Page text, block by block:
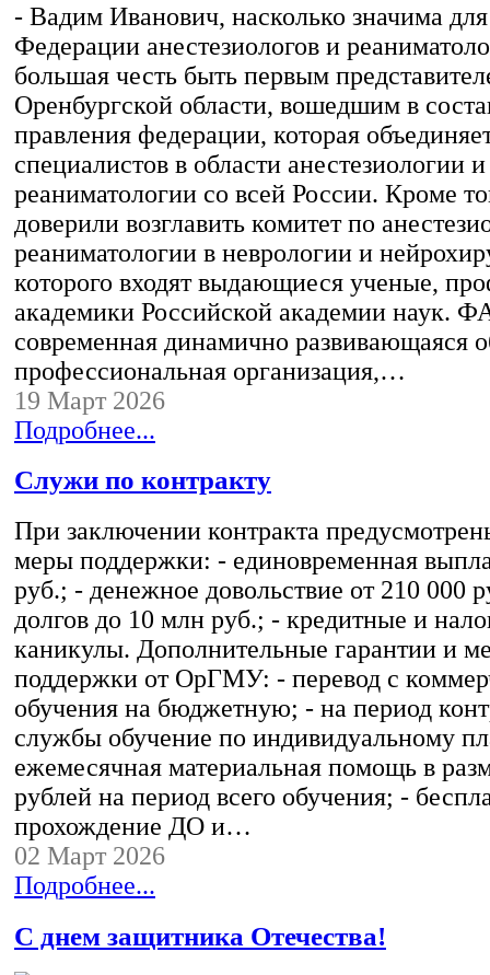
- Вадим Иванович, насколько значима для
Федерации анестезиологов и
большая честь быть первым
Оренбургской области, вошедшим в
правления федерации, которая
специалистов в области анестезиологии и
реаниматологии со всей России. Кроме
доверили возглавить комитет по
реаниматологии в неврологии и
которого входят выдающиеся ученые,
академики Российской академии наук.
современная динамично развивающаяся
профессиональная организация,…
19 Март 2026
Подробнее...
Служи по контракту
При заключении контракта
меры поддержки: - единовременная
руб.; - денежное довольствие от 210 000
долгов до 10 млн руб.; - кредитные и
каникулы. Дополнительные гарантии и
поддержки от ОрГМУ: - перевод с
обучения на бюджетную; - на период
службы обучение по индивидуальному
ежемесячная материальная помощь в
рублей на период всего обучения; -
прохождение ДО и…
02 Март 2026
Подробнее...
С днем защитника Отечества!